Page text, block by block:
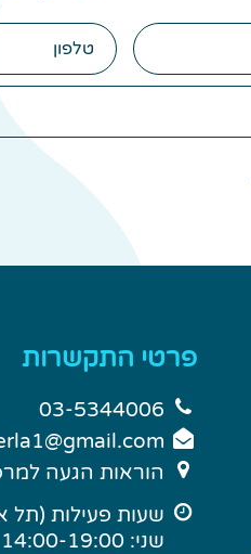
פרטי התקשרות
03-5344006
הוראות הגעה
שעות פעילות (תל
שני: 14:00-19:00